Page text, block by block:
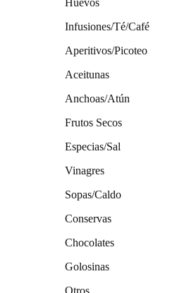
Huevos
Infusiones/Té/Café
Aperitivos/Picoteo
Aceitunas
Anchoas/Atún
Frutos Secos
Especias/Sal
Vinagres
Sopas/Caldo
Conservas
Chocolates
Golosinas
Otros